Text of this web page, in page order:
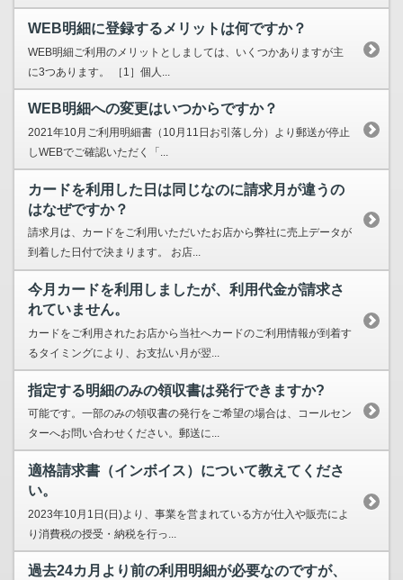
WEB明細に登録するメリットは何ですか？
WEB明細ご利用のメリットとしましては、いくつかありますが主
に3つあります。 ［1］個人...
WEB明細への変更はいつからですか？
2021年10月ご利用明細書（10月11日お引落し分）より郵送が停止
しWEBでご確認いただく「...
カードを利用した日は同じなのに請求月が違うの
はなぜですか？
請求月は、カードをご利用いただいたお店から弊社に売上データが
到着した日付で決まります。 お店...
今月カードを利用しましたが、利用代金が請求さ
れていません。
カードをご利用されたお店から当社へカードのご利用情報が到着す
るタイミングにより、お支払い月が翌...
指定する明細のみの領収書は発行できますか?
可能です。一部のみの領収書の発行をご希望の場合は、コールセン
ターへお問い合わせください。郵送に...
適格請求書（インボイス）について教えてくださ
い。
2023年10月1日(日)より、事業を営まれている方が仕入や販売によ
り消費税の授受・納税を行っ...
過去24カ月より前の利用明細が必要なのですが、